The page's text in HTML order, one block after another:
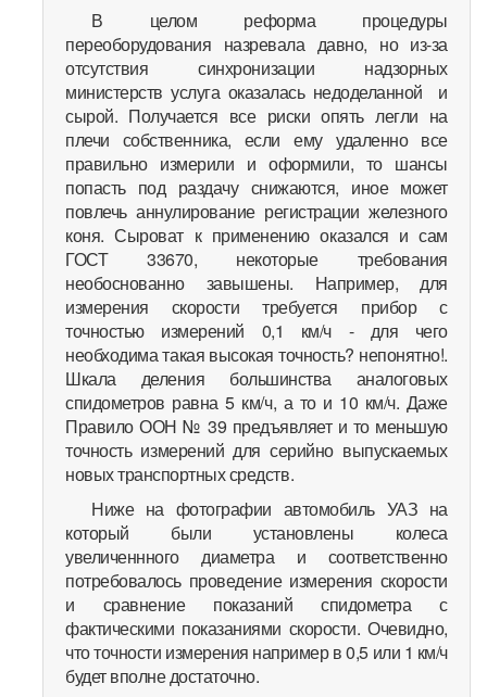
В целом реформа процедуры
переоборудования назревала давно, но из-за
отсутствия синхронизации надзорных
министерств услуга оказалась недоделанной и
сырой. Получается все риски опять легли на
плечи собственника, если ему удаленно все
правильно измерили и оформили, то шансы
попасть под раздачу снижаются, иное может
повлечь аннулирование регистрации железного
коня. Сыроват к применению оказался и сам
ГОСТ 33670, некоторые требования
необоснованно завышены. Например, для
измерения скорости требуется прибор с
точностью измерений 0,1 км/ч - для чего
необходима такая высокая точность? непонятно!.
Шкала деления большинства аналоговых
спидометров равна 5 км/ч, а то и 10 км/ч. Даже
Правило ООН № 39 предъявляет и то меньшую
точность измерений для серийно выпускаемых
новых транспортных средств.
Ниже на фотографии автомобиль УАЗ на
который были установлены колеса
увеличеннного диаметра и соответственно
потребовалось проведение измерения скорости
и сравнение показаний спидометра с
фактическими показаниями скорости. Очевидно,
что точности измерения например в 0,5 или 1 км/ч
будет вполне достаточно.